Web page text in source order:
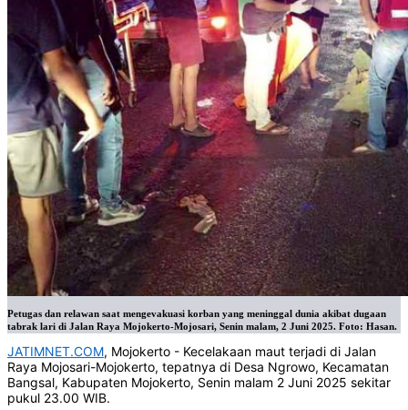
Petugas dan relawan saat mengevakuasi korban yang meninggal dunia akibat dugaan
tabrak lari di Jalan Raya Mojokerto-Mojosari, Senin malam, 2 Juni 2025. Foto: Hasan.
JATIMNET.COM, Mojokerto - Kecelakaan maut terjadi di Jalan
Raya Mojosari-Mojokerto, tepatnya di Desa Ngrowo, Kecamatan
Bangsal, Kabupaten Mojokerto, Senin malam 2 Juni 2025 sekitar
pukul 23.00 WIB.